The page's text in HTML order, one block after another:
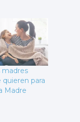
madres
para
Madre